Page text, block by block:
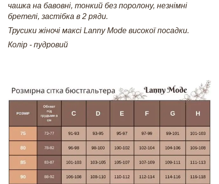
чашка на бавовні, тонкий без поролону, незнімні
бретелі, застібка в 2 ряди.
Трусики жіночі максі Lanny Mode високої посадки.
Колір - пудровий